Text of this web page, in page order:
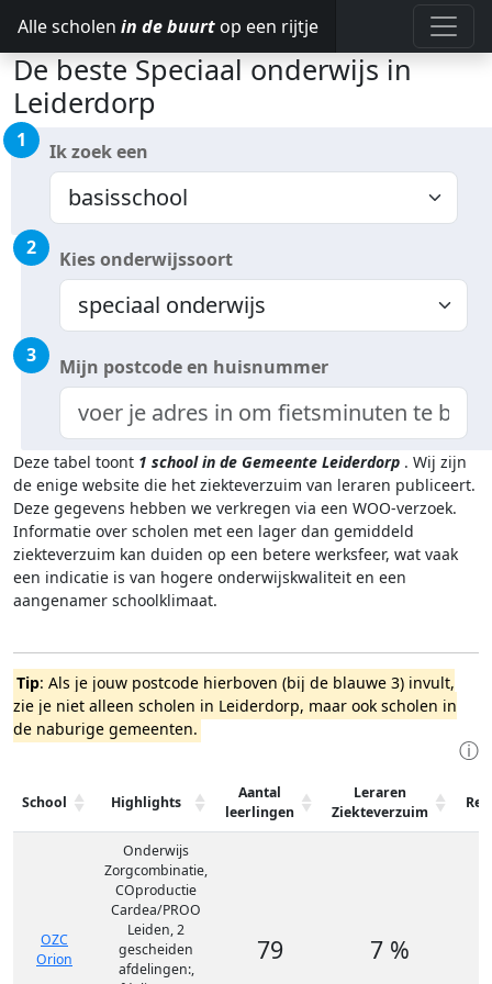
Alle scholen in de buurt op een rijtje
De beste Speciaal onderwijs in
Leiderdorp
1 Ik zoek een
2 Kies onderwijssoort
3 Mijn postcode en huisnummer
Deze tabel toont 1 school in de Gemeente Leiderdorp . Wij zijn
de enige website die het ziekteverzuim van leraren publiceert.
Deze gegevens hebben we verkregen via een WOO-verzoek.
Informatie over scholen met een lager dan gemiddeld
ziekteverzuim kan duiden op een betere werksfeer, wat vaak
een indicatie is van hogere onderwijskwaliteit en een
aangenamer schoolklimaat.
Tip: Als je jouw postcode hierboven (bij de blauwe 3) invult,
zie je niet alleen scholen in Leiderdorp, maar ook scholen in
de naburige gemeenten.
ⓘ
School Highlights
Aantal
leerlingen
Leraren
Ziekteverzuim
OZC
Orion
Onderwijs
Zorgcombinatie,
COproductie
Cardea/PROO
Leiden, 2
gescheiden
afdelingen:,
79 7 %